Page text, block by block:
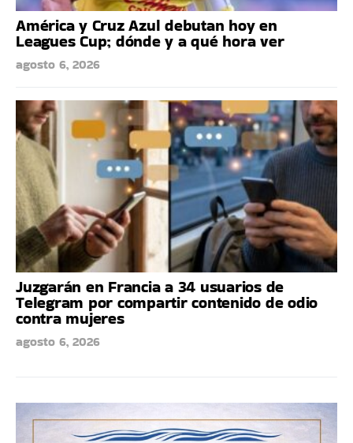
América y Cruz Azul debutan hoy en
Leagues Cup; dónde y a qué hora ver
agosto 6, 2026
Juzgarán en Francia a 34 usuarios de
Telegram por compartir contenido de odio
contra mujeres
agosto 6, 2026